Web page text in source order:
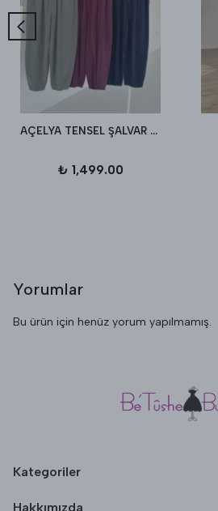
AÇELYA TENSEL ŞALVAR PANTALON
₺ 1,499.00
Yorumlar
Bu ürün için henüz yorum yapılmamış.
Kategoriler
Hakkımızda